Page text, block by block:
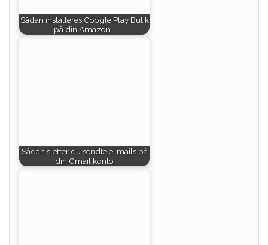
Sådan installeres Google Play Butik
på din Amazon…
Sådan sletter du sendte e-mails på
din Gmail konto